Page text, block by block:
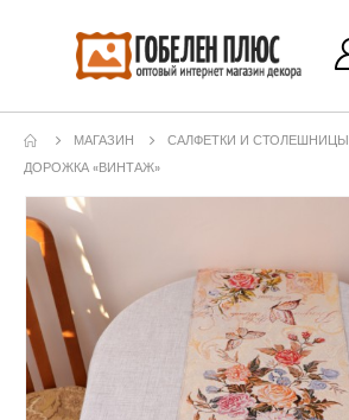
МАГАЗИН
САЛФЕТКИ И СТОЛЕШНИЦЫ
ДОРОЖКА «ВИНТАЖ»